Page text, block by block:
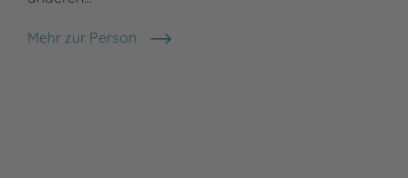
Mehr zur Person
Amélie Jackowski